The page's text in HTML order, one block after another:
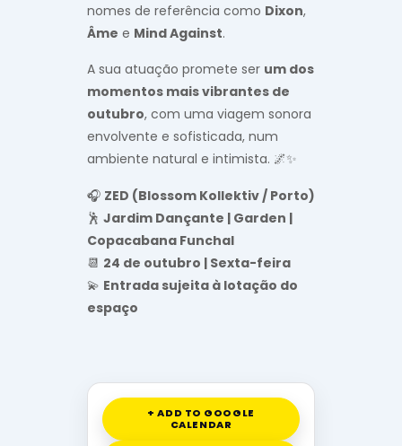
nomes de referência como Dixon,
Âme e Mind Against.
A sua atuação promete ser um dos
momentos mais vibrantes de
outubro, com uma viagem sonora
envolvente e sofisticada, num
ambiente natural e intimista. 🌌✨
🎧 ZED (Blossom Kollektiv / Porto)
🕺 Jardim Dançante | Garden |
Copacabana Funchal
📆 24 de outubro | Sexta-feira
💫 Entrada sujeita à lotação do
espaço
+ ADD TO GOOGLE
CALENDAR